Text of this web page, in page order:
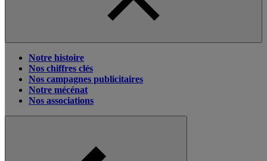
Notre histoire
Nos chiffres clés
Nos campagnes publicitaires
Notre mécénat
Nos associations